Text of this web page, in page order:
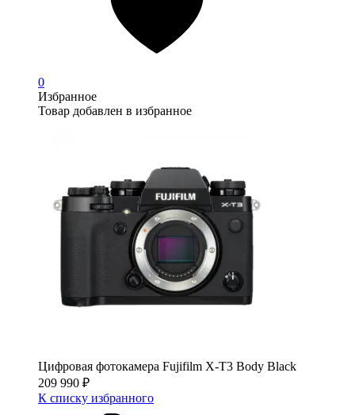
0
Избранное
Товар добавлен в избранное
Цифровая фотокамера Fujifilm X-T3 Body Black
209 990 ₽
К списку избранного